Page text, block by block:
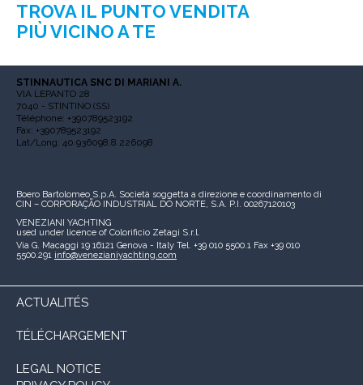
TROVA IL PUNTO VENDITA
PIÙ VICINO A TE
STINNAUTICA SNC DI MARIANI A.
VIA LEPANTO 28
7040 - STINTINO (SS)
Téléphone: +390789523192
Fax: +390789523192
Lat/Long: 40.936098,8.226098
Boero Bartolomeo S.p.A. Società soggetta a direzione e coordinamento di
CIN – CORPORAÇÃO INDUSTRIAL DO NORTE, S.A. P.I. 00267120103
VENEZIANI YACHTING
used under licence of Colorificio Zetagi S.r.l.
Via G. Macaggi 19 16121 Genova - Italy Tel. +39 010 5500.1 Fax +39 010
5500.291 info@venezianiyachting.com
ACTUALITÉS
TÉLÉCHARGEMENT
LEGAL NOTICE